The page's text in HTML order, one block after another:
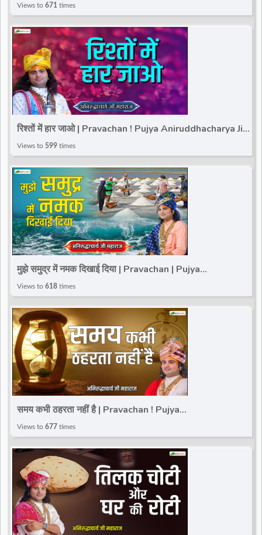
Aniruddhacharya Ji Maharaj
Views to 671 times
रिश्तों में हार जाओ | Pravachan ! Pujya Aniruddhacharya Ji
Maharaj | Total Bhakti
Views to 599 times
मुझे समुद्र में नमक दिखाई दिया | Pravachan | Pujya
Aniruddhacharya Ji Maharaj | Total Bhakti
Views to 618 times
समय कभी ठहरता नहीं है | Pravachan ! Pujya
Aniruddhacharya Ji Maharaj | Total Bhakti
Views to 677 times